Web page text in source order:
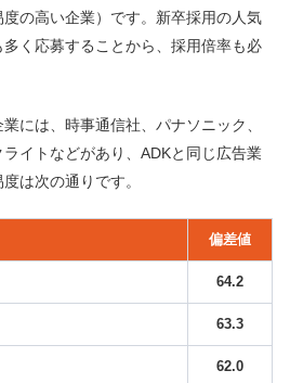
の高い企業）です。新卒採用の人気
く応募することから、採用倍率も必
には、時事通信社、パナソニック、
イトなどがあり、ADKと同じ広告業
は次の通りです。
偏差値
64.2
63.3
62.0